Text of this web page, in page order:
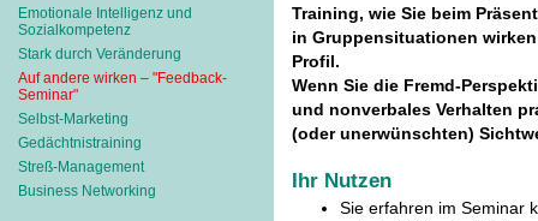
Emotionale Intelligenz und
Sozialkompetenz
Stark durch Veränderung
Auf andere wirken – "Feedback-
Seminar"
Selbst-Marketing
Gedächtnistraining
Streß-Management
Business Networking
Training, wie Sie beim
in Gruppensituationen
Profil.
Wenn Sie die Fremd-
und nonverbales Verhalten
(oder unerwünschten)
Ihr Nutzen
Sie erfahren im Seminar